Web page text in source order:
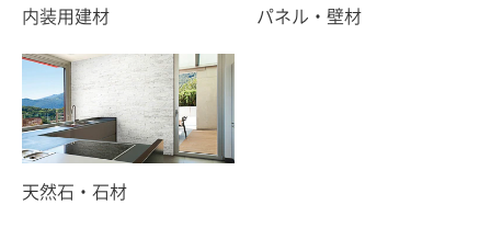
内装用建材 パネル・壁材
天然石・石材